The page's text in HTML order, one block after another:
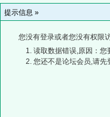
提示信息 »
您没有登录或者您没有权限
读取数据错误,原因：您
您还不是论坛会员,请先